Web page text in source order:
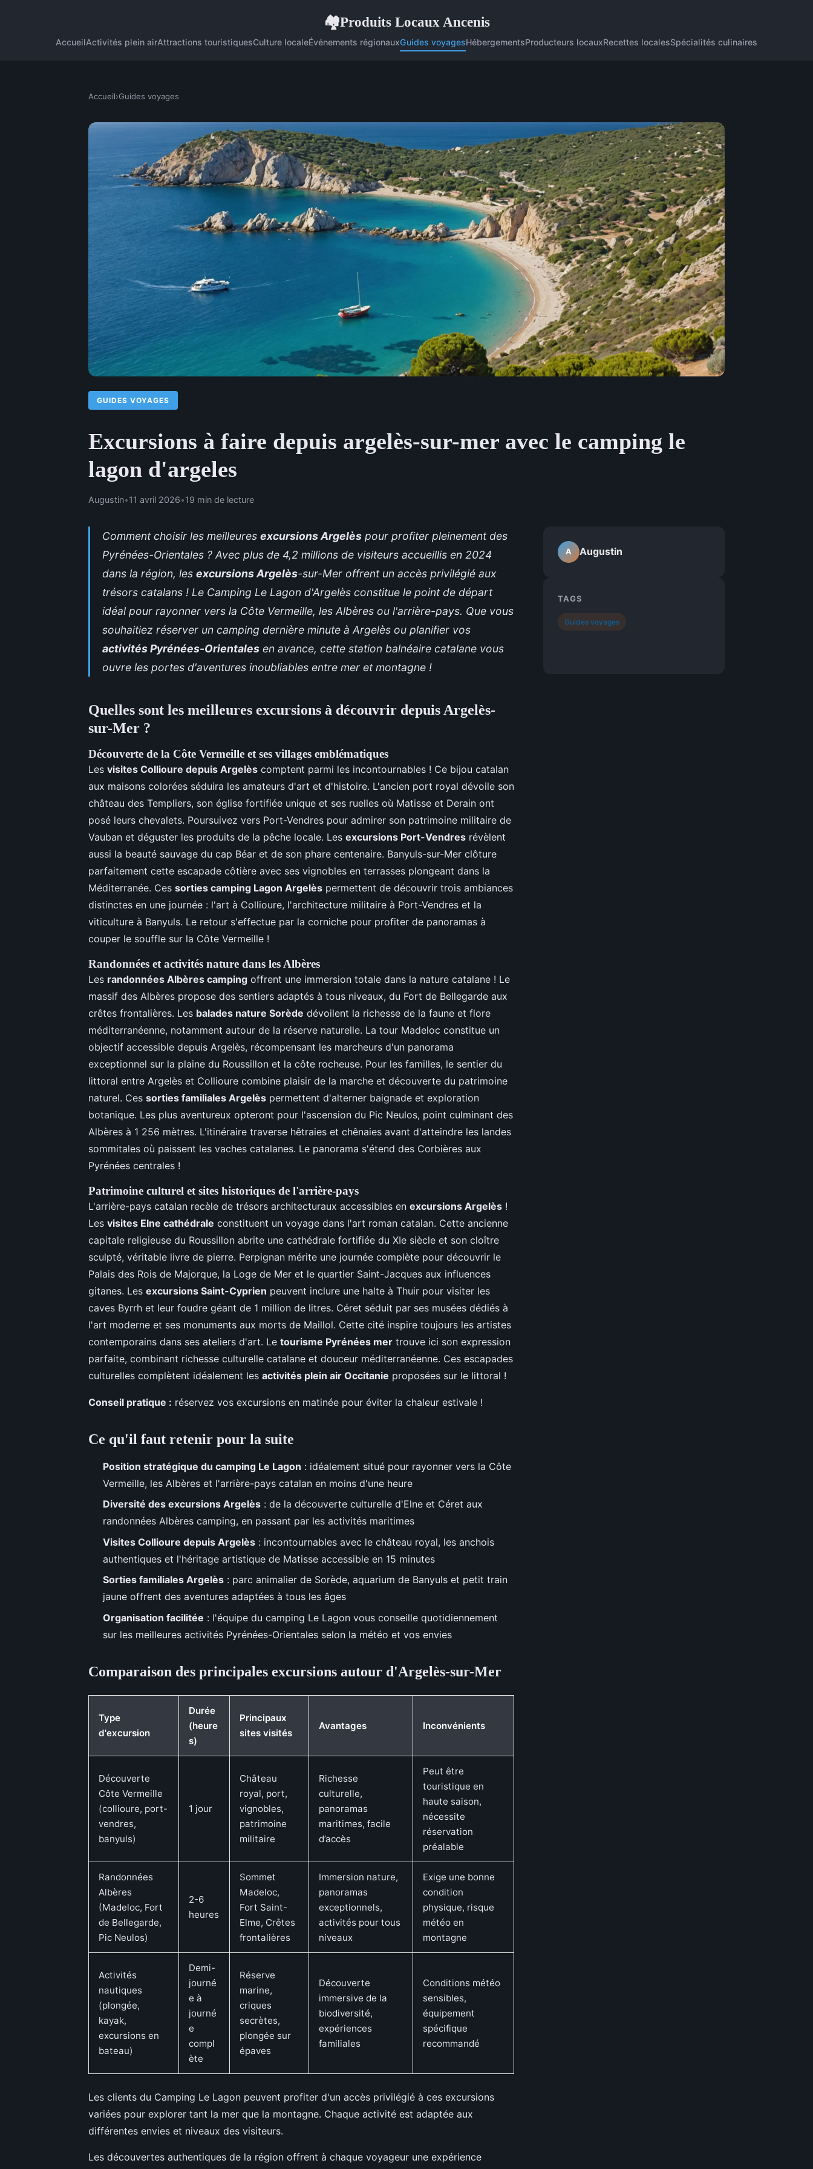
🏘Produits Locaux Ancenis
AccueilActivités plein airAttractions touristiquesCulture localeÉvénements régionauxGuides voyagesHébergementsProducteurs locauxRecettes localesSpécialités culinaires
Accueil›Guides voyages
GUIDES VOYAGES
Excursions à faire depuis argelès-sur-mer avec le camping le
lagon d'argeles
Augustin•11 avril 2026•19 min de lecture
Comment choisir les meilleures excursions Argelès pour profiter pleinement des
Pyrénées-Orientales ? Avec plus de 4,2 millions de visiteurs accueillis en 2024
dans la région, les excursions Argelès-sur-Mer offrent un accès privilégié aux
trésors catalans ! Le Camping Le Lagon d'Argelès constitue le point de départ
idéal pour rayonner vers la Côte Vermeille, les Albères ou l'arrière-pays. Que vous
souhaitiez réserver un camping dernière minute à Argelès ou planifier vos
activités Pyrénées-Orientales en avance, cette station balnéaire catalane vous
ouvre les portes d'aventures inoubliables entre mer et montagne !
Quelles sont les meilleures excursions à découvrir depuis Argelès-
sur-Mer ?
Découverte de la Côte Vermeille et ses villages emblématiques
Les visites Collioure depuis Argelès comptent parmi les incontournables ! Ce bijou catalan
aux maisons colorées séduira les amateurs d'art et d'histoire. L'ancien port royal dévoile son
château des Templiers, son église fortifiée unique et ses ruelles où Matisse et Derain ont
posé leurs chevalets. Poursuivez vers Port-Vendres pour admirer son patrimoine militaire de
Vauban et déguster les produits de la pêche locale. Les excursions Port-Vendres révèlent
aussi la beauté sauvage du cap Béar et de son phare centenaire. Banyuls-sur-Mer clôture
parfaitement cette escapade côtière avec ses vignobles en terrasses plongeant dans la
Méditerranée. Ces sorties camping Lagon Argelès permettent de découvrir trois ambiances
distinctes en une journée : l'art à Collioure, l'architecture militaire à Port-Vendres et la
viticulture à Banyuls. Le retour s'effectue par la corniche pour profiter de panoramas à
couper le souffle sur la Côte Vermeille !
Randonnées et activités nature dans les Albères
Les randonnées Albères camping offrent une immersion totale dans la nature catalane ! Le
massif des Albères propose des sentiers adaptés à tous niveaux, du Fort de Bellegarde aux
crêtes frontalières. Les balades nature Sorède dévoilent la richesse de la faune et flore
méditerranéenne, notamment autour de la réserve naturelle. La tour Madeloc constitue un
objectif accessible depuis Argelès, récompensant les marcheurs d'un panorama
exceptionnel sur la plaine du Roussillon et la côte rocheuse. Pour les familles, le sentier du
littoral entre Argelès et Collioure combine plaisir de la marche et découverte du patrimoine
naturel. Ces sorties familiales Argelès permettent d'alterner baignade et exploration
botanique. Les plus aventureux opteront pour l'ascension du Pic Neulos, point culminant des
Albères à 1 256 mètres. L'itinéraire traverse hêtraies et chênaies avant d'atteindre les landes
sommitales où paissent les vaches catalanes. Le panorama s'étend des Corbières aux
Pyrénées centrales !
Patrimoine culturel et sites historiques de l'arrière-pays
L'arrière-pays catalan recèle de trésors architecturaux accessibles en excursions Argelès !
Les visites Elne cathédrale constituent un voyage dans l'art roman catalan. Cette ancienne
capitale religieuse du Roussillon abrite une cathédrale fortifiée du XIe siècle et son cloître
sculpté, véritable livre de pierre. Perpignan mérite une journée complète pour découvrir le
Palais des Rois de Majorque, la Loge de Mer et le quartier Saint-Jacques aux influences
gitanes. Les excursions Saint-Cyprien peuvent inclure une halte à Thuir pour visiter les
caves Byrrh et leur foudre géant de 1 million de litres. Céret séduit par ses musées dédiés à
l'art moderne et ses monuments aux morts de Maillol. Cette cité inspire toujours les artistes
contemporains dans ses ateliers d'art. Le tourisme Pyrénées mer trouve ici son expression
parfaite, combinant richesse culturelle catalane et douceur méditerranéenne. Ces escapades
culturelles complètent idéalement les activités plein air Occitanie proposées sur le littoral !
Conseil pratique : réservez vos excursions en matinée pour éviter la chaleur estivale !
Ce qu'il faut retenir pour la suite
Position stratégique du camping Le Lagon : idéalement situé pour rayonner vers la Côte
Vermeille, les Albères et l'arrière-pays catalan en moins d'une heure
Diversité des excursions Argelès : de la découverte culturelle d'Elne et Céret aux
randonnées Albères camping, en passant par les activités maritimes
Visites Collioure depuis Argelès : incontournables avec le château royal, les anchois
authentiques et l'héritage artistique de Matisse accessible en 15 minutes
Sorties familiales Argelès : parc animalier de Sorède, aquarium de Banyuls et petit train
jaune offrent des aventures adaptées à tous les âges
Organisation facilitée : l'équipe du camping Le Lagon vous conseille quotidiennement
sur les meilleures activités Pyrénées-Orientales selon la météo et vos envies
Comparaison des principales excursions autour d'Argelès-sur-Mer
Type
d'excursion
Durée
(heure
s)
Principaux
sites visités
Avantages Inconvénients
Découverte
Côte Vermeille
(collioure, port-
vendres,
banyuls)
1 jour
Château
royal, port,
vignobles,
patrimoine
militaire
Richesse
culturelle,
panoramas
maritimes, facile
d’accès
Peut être
touristique en
haute saison,
nécessite
réservation
préalable
Randonnées
Albères
(Madeloc, Fort
de Bellegarde,
Pic Neulos)
2-6
heures
Sommet
Madeloc,
Fort Saint-
Elme, Crêtes
frontalières
Immersion nature,
panoramas
exceptionnels,
activités pour tous
niveaux
Exige une bonne
condition
physique, risque
météo en
montagne
Activités
nautiques
(plongée,
kayak,
excursions en
bateau)
Demi-
journé
e à
journé
e
compl
ète
Réserve
marine,
criques
secrètes,
plongée sur
épaves
Découverte
immersive de la
biodiversité,
expériences
familiales
Conditions météo
sensibles,
équipement
spécifique
recommandé
Les clients du Camping Le Lagon peuvent profiter d'un accès privilégié à ces excursions
variées pour explorer tant la mer que la montagne. Chaque activité est adaptée aux
différentes envies et niveaux des visiteurs.
Les découvertes authentiques de la région offrent à chaque voyageur une expérience
A Augustin
TAGS
Guides voyages